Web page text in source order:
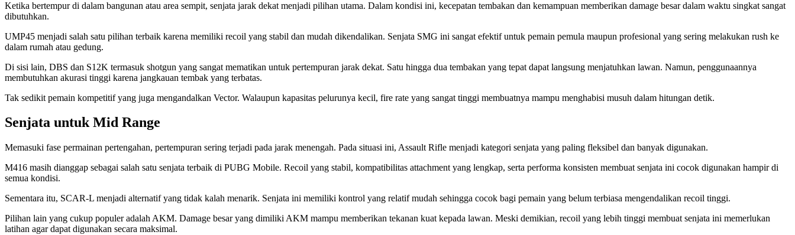
Ketika bertempur di dalam bangunan atau area sempit, senjata jarak dekat menjadi pilihan utama. Dalam kondisi ini, kecepatan tembakan dan kemampuan memberikan damage besar dalam waktu singkat sangat
dibutuhkan.
UMP45 menjadi salah satu pilihan terbaik karena memiliki recoil yang stabil dan mudah dikendalikan. Senjata SMG ini sangat efektif untuk pemain pemula maupun profesional yang sering melakukan rush ke
dalam rumah atau gedung.
Di sisi lain, DBS dan S12K termasuk shotgun yang sangat mematikan untuk pertempuran jarak dekat. Satu hingga dua tembakan yang tepat dapat langsung menjatuhkan lawan. Namun, penggunaannya
membutuhkan akurasi tinggi karena jangkauan tembak yang terbatas.
Tak sedikit pemain kompetitif yang juga mengandalkan Vector. Walaupun kapasitas pelurunya kecil, fire rate yang sangat tinggi membuatnya mampu menghabisi musuh dalam hitungan detik.
Senjata untuk Mid Range
Memasuki fase permainan pertengahan, pertempuran sering terjadi pada jarak menengah. Pada situasi ini, Assault Rifle menjadi kategori senjata yang paling fleksibel dan banyak digunakan.
M416 masih dianggap sebagai salah satu senjata terbaik di PUBG Mobile. Recoil yang stabil, kompatibilitas attachment yang lengkap, serta performa konsisten membuat senjata ini cocok digunakan hampir di
semua kondisi.
Sementara itu, SCAR-L menjadi alternatif yang tidak kalah menarik. Senjata ini memiliki kontrol yang relatif mudah sehingga cocok bagi pemain yang belum terbiasa mengendalikan recoil tinggi.
Pilihan lain yang cukup populer adalah AKM. Damage besar yang dimiliki AKM mampu memberikan tekanan kuat kepada lawan. Meski demikian, recoil yang lebih tinggi membuat senjata ini memerlukan
latihan agar dapat digunakan secara maksimal.